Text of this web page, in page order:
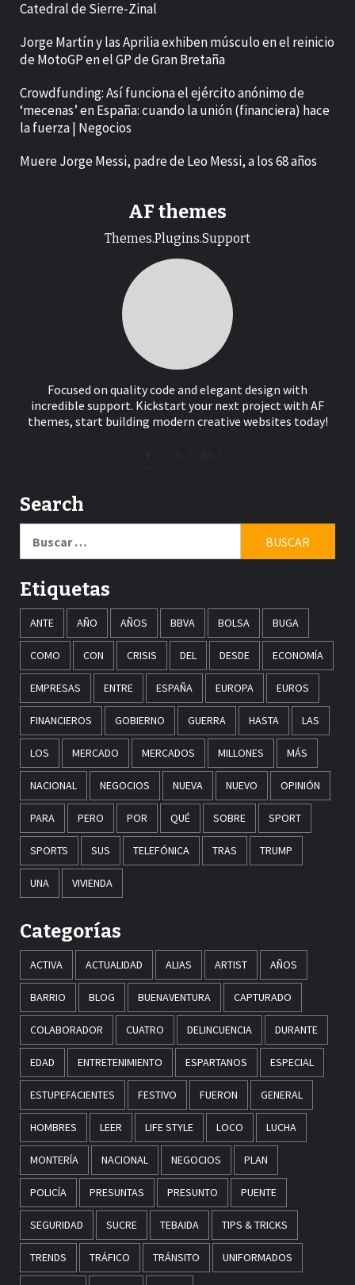
Catedral de Sierre-Zinal
Jorge Martín y las Aprilia exhiben músculo en el reinicio
de MotoGP en el GP de Gran Bretaña
Crowdfunding: Así funciona el ejército anónimo de
‘mecenas’ en España: cuando la unión (financiera) hace
la fuerza | Negocios
Muere Jorge Messi, padre de Leo Messi, a los 68 años
AF themes
Themes.Plugins.Support
Focused on quality code and elegant design with
incredible support. Kickstart your next project with AF
themes, start building modern creative websites today!
Search
Etiquetas
ANTE AÑO AÑOS BBVA BOLSA BUGA
COMO CON CRISIS DEL DESDE ECONOMÍA
EMPRESAS ENTRE ESPAÑA EUROPA EUROS
FINANCIEROS GOBIERNO GUERRA HASTA LAS
LOS MERCADO MERCADOS MILLONES MÁS
NACIONAL NEGOCIOS NUEVA NUEVO OPINIÓN
PARA PERO POR QUÉ SOBRE SPORT
SPORTS SUS TELEFÓNICA TRAS TRUMP
UNA VIVIENDA
Categorías
ACTIVA ACTUALIDAD ALIAS ARTIST AÑOS
BARRIO BLOG BUENAVENTURA CAPTURADO
COLABORADOR CUATRO DELINCUENCIA DURANTE
EDAD ENTRETENIMIENTO ESPARTANOS ESPECIAL
ESTUPEFACIENTES FESTIVO FUERON GENERAL
HOMBRES LEER LIFE STYLE LOCO LUCHA
MONTERÍA NACIONAL NEGOCIOS PLAN
POLICÍA PRESUNTAS PRESUNTO PUENTE
SEGURIDAD SUCRE TEBAIDA TIPS & TRICKS
TRENDS TRÁFICO TRÁNSITO UNIFORMADOS